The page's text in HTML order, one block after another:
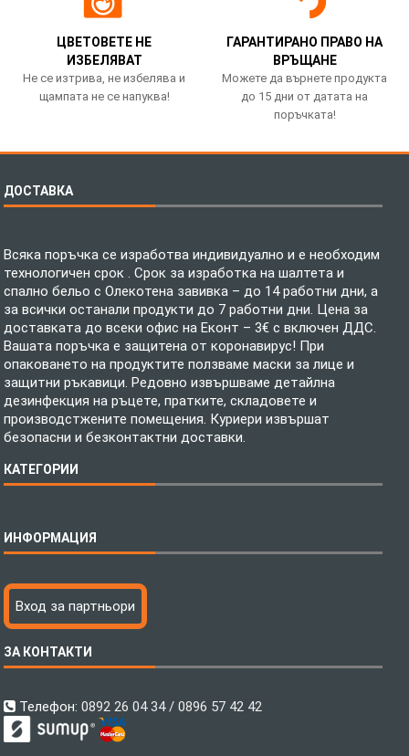
ЦВЕТОВЕТЕ НЕ
ИЗБЕЛЯВАТ
Не се изтрива, не избелява и
щампата не се напуква!
ГАРАНТИРАНО ПРАВО НА
ВРЪЩАНЕ
Можете да върнете продукта
до 15 дни от датата на
поръчката!
ДОСТАВКА
Всяка поръчка се изработва индивидуално и е необходим
технологичен срок . Срок за изработка на шалтета и
спално бельо с Олекотена завивка – до 14 работни дни, а
за всички останали продукти до 7 работни дни. Цена за
доставката до всеки офис на Еконт – 3€ с включен ДДС.
Вашата поръчка е защитена от коронавирус! При
опаковането на продуктите ползваме маски за лице и
защитни ръкавици. Редовно извършваме детайлна
дезинфекция на ръцете, пратките, складовете и
производстжените помещения. Куриери извършат
безопасни и безконтактни доставки.
КАТЕГОРИИ
Бебешки спални комплекти
Тениски с пълноцветен печат
Хавлиени кърпи
Пончо за водни спортове
Микрофибърни Велурени Кърпи
Детски пончота
Тениски
ИНФОРМАЦИЯ
Технология на печатане
Файлове за печат
Как да поръчам?
С какво сме различни?
Контакти
Общи Условия
Вход за партньори
ЗА КОНТАКТИ
Телефон:0892 26 04 34 / 0896 57 42 42